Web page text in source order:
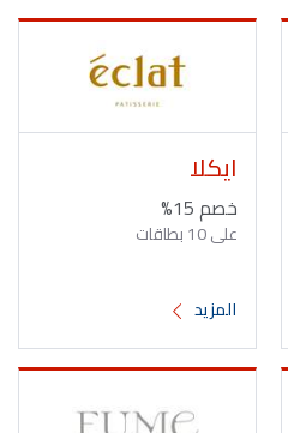
ايكلا
خصم 15%
على 10 بطاقات
المزيد